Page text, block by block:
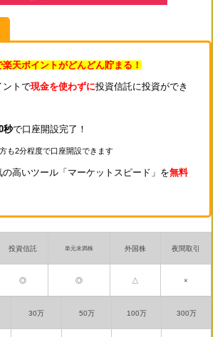
天ポイントがどんどん貯まる！
ントで現金を使わずに投資信託に投資ができ
秒で口座開設完了！
2分程度で口座開設できます
の高いツール「マーケットスピード」を無料
投資信託 単元未満株 外国株 夜間取引
◎ ◎ △ ×
30万 50万 100万 300万